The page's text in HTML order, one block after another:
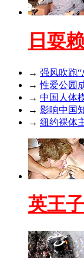
日耍
→ 强风吹跑
→性爱公园
→ 中国人体
→ 影响中国
→ 纽约裸体
英王